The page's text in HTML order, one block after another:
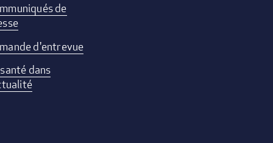
de
d'entrevue
dans